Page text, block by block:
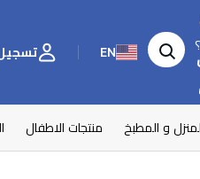
EN تسجيل
و المطبخ منتجات الاطفال